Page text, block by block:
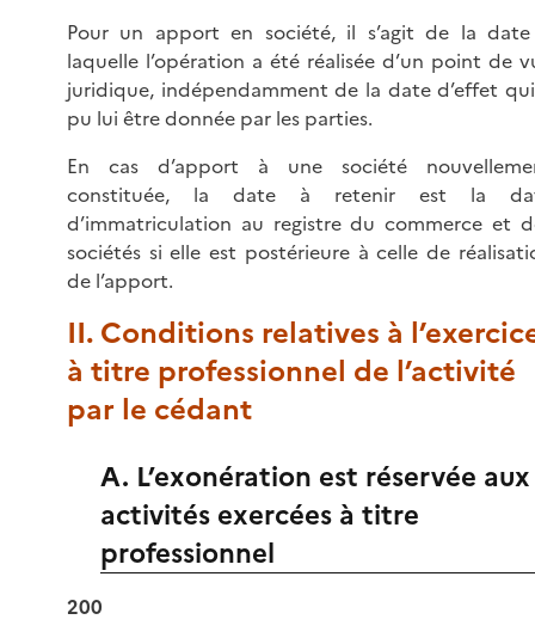
Pour un apport en société, il s’agit de la
laquelle l’opération a été réalisée d’un point de
juridique, indépendamment de la date d’effet
pu lui être donnée par les parties.
En cas d’apport à une société
constituée, la date à retenir est la
d’immatriculation au registre du commerce et
sociétés si elle est postérieure à celle de
de l’apport.
II. Conditions relatives à
à titre professionnel de l’activité
par le cédant
A. L’exonération est réservée aux
activités exercées à titre
professionnel
200